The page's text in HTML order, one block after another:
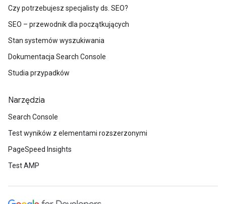
Czy potrzebujesz specjalisty ds. SEO?
SEO – przewodnik dla początkujących
Stan systemów wyszukiwania
Dokumentacja Search Console
Studia przypadków
Narzędzia
Search Console
Test wyników z elementami rozszerzonymi
PageSpeed Insights
Test AMP